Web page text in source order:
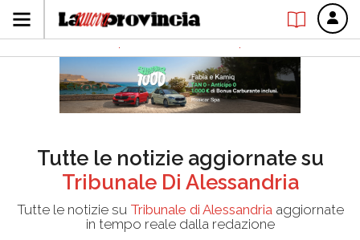
Tutte le notizie aggiornate su
Tribunale Di Alessandria
Tutte le notizie su Tribunale di Alessandriaaggiornate
in tempo reale dalla redazione